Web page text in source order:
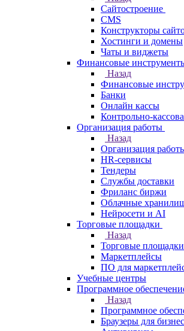
Сайтостроение
CMS
Конструкторы
Хостинги и домены
Чаты и виджеты
Финансовые
Назад
Финансовые
Банки
Онлайн кассы
Контрольно-
Организация работы
Назад
Организация
HR-сервисы
Тендеры
Службы доставки
Фриланс биржи
Облачные
Нейросети и AI
Торговые площадки
Назад
Торговые площадки
Маркетплейсы
ПО для
Учебные центры
Программное
Назад
Программное
Браузеры для